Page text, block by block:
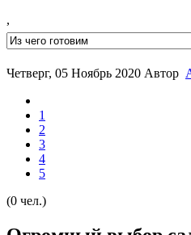
,
Четверг, 05 Ноябрь 2020 Автор
1
2
3
4
5
(0 чел.)